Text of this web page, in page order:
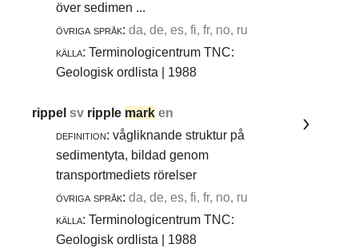
över sedimen ...
övriga språk: da, de, es, fi, fr, no, ru
källa: Terminologicentrum TNC:
Geologisk ordlista | 1988
rippelsv ripple mark en
definition: vågliknande struktur på
sedimentyta, bildad genom
transportmediets rörelser
övriga språk: da, de, es, fi, fr, no, ru
källa: Terminologicentrum TNC:
Geologisk ordlista | 1988